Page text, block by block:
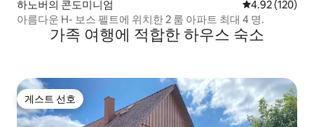
하노버의 콘도미니엄 평점 4.92점(5
4.92 (120)
아름다운 H- 보스 펠트에 위치한 2 룸 아파트 최대 4 명.
가족 여행에 적합한 하우스 숙소
게스트 선호
게스트 선호